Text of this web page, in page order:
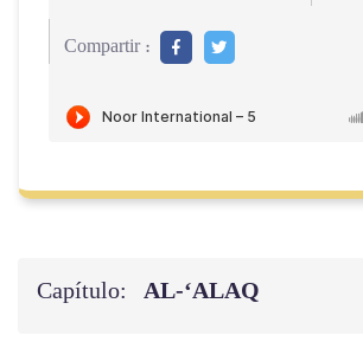
Compartir :
Capítulo: AL‑‘ALAQ